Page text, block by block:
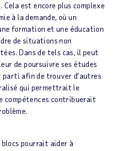
est encore plus complexe
à la demande, où un
formation et une éducation
de situations non
Dans de tels cas, il peut
de poursuivre ses études
afin de trouver d’autres
qui permettrait le
compétences contribuerait
pourrait aider à